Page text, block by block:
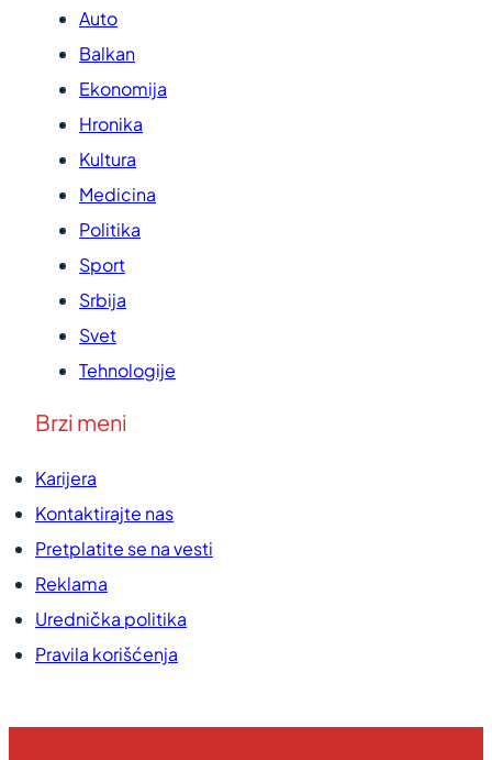
Auto
Balkan
Ekonomija
Hronika
Kultura
Medicina
Politika
Sport
Srbija
Svet
Tehnologije
Brzi meni
Karijera
Kontaktirajte nas
Pretplatite se na vesti
Reklama
Urednička politika
Pravila korišćenja